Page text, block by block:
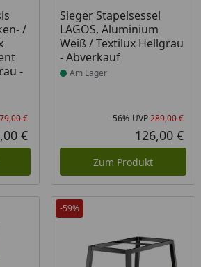
/
-
Rabatt in Prozent
Ursprünglicher Preis
€
Aktueller Preis
€
Sieger Stapelsessel
LAGOS, Aluminium
Weiß / Textilux Hellgrau
- Abverkauf
Produkt am Lager
Am Lager
-56% UVP289,00 €
126,00 €
Zum Produkt
-59%